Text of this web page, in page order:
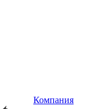
Компания